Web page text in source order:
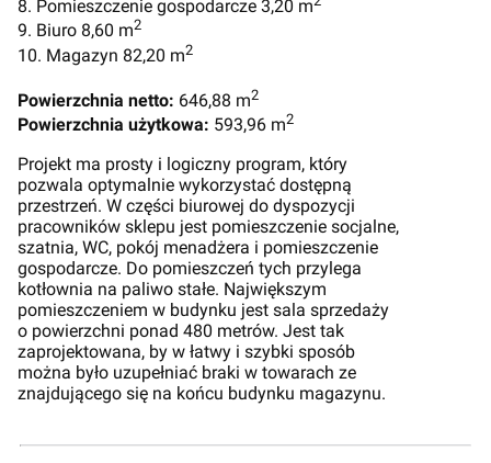
8. Pomieszczenie gospodarcze 3,20 m
9. Biuro 8,60 m2
10. Magazyn 82,20 m2
Powierzchnia netto: 646,88 m2
Powierzchnia użytkowa: 593,96 m2
Projekt ma prosty i logiczny program, który
pozwala optymalnie wykorzystać dostępną
przestrzeń. W części biurowej do dyspozycji
pracowników sklepu jest pomieszczenie socjalne,
szatnia, WC, pokój menadżera i pomieszczenie
gospodarcze. Do pomieszczeń tych przylega
kotłownia na paliwo stałe. Największym
pomieszczeniem w budynku jest sala sprzedaży
o powierzchni ponad 480 metrów. Jest tak
zaprojektowana, by w łatwy i szybki sposób
można było uzupełniać braki w towarach ze
znajdującego się na końcu budynku magazynu.